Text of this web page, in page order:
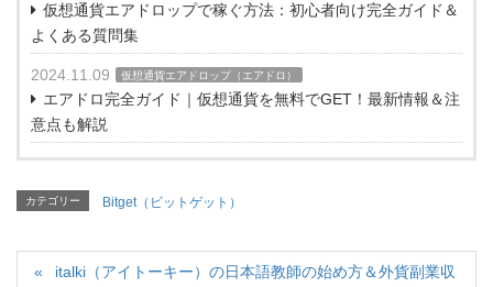
仮想通貨エアドロップで稼ぐ方法：初心者向け完全ガイド＆
よくある質問集
2024.11.09 仮想通貨エアドロップ（エアドロ）
エアドロ完全ガイド｜仮想通貨を無料でGET！最新情報＆注
意点も解説
カテゴリー Bitget（ビットゲット）
italki（アイトーキー）の日本語教師の始め方＆外貨副業収